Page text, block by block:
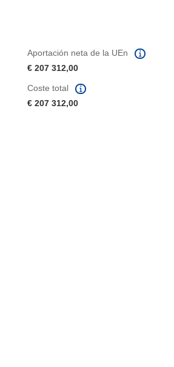
Aportación neta de la UEn
€ 207 312,00
ventana)
Coste total
€ 207 312,00